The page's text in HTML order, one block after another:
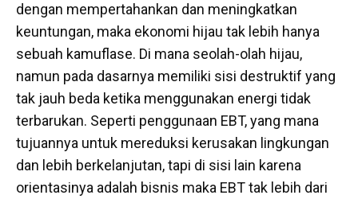
dengan mempertahankan dan meningkatkan
keuntungan, maka ekonomi hijau tak lebih hanya
sebuah kamuflase. Di mana seolah-olah hijau,
namun pada dasarnya memiliki sisi destruktif yang
tak jauh beda ketika menggunakan energi tidak
terbarukan. Seperti penggunaan EBT, yang mana
tujuannya untuk mereduksi kerusakan lingkungan
dan lebih berkelanjutan, tapi di sisi lain karena
orientasinya adalah bisnis maka EBT tak lebih dari